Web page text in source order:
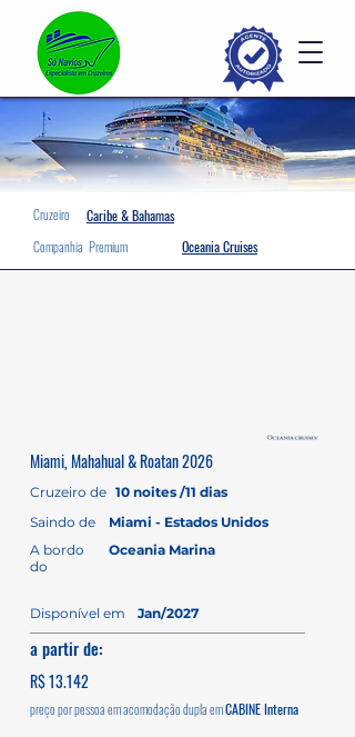
Cruzeiro
Caribe & Bahamas
Companhia Premium Oceania Cruises
Miami, Mahahual & Roatan 2026
Cruzeiro de 10 noites /11 dias
Saindo de
Miami - Estados Unidos
A bordo
do
Oceania Marina
Disponível em Jan/2027
a partir de:
R$ 13.142
CABINE Interna
preço por pessoa em acomodação dupla em